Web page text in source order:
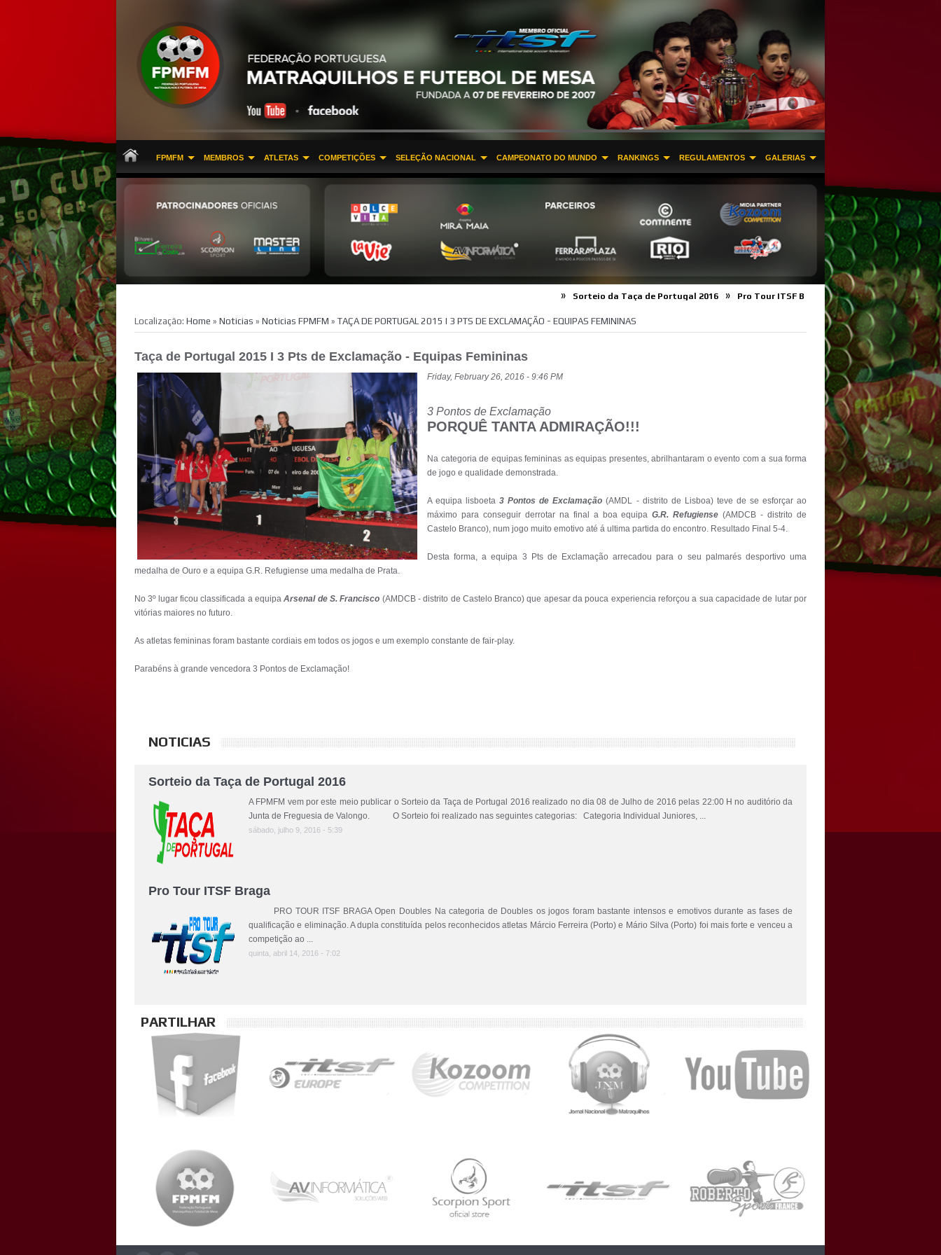
FPMFM MEMBROS ATLETAS COMPETIÇÕES SELEÇÃO NACIONAL CAMPEONATO DO MUNDO RANKINGS REGULAMENTOS GALERIAS
Sorteio da Taça de Portugal 2016 » Pro Tour ITSF Braga » Licença Desportiva e Filiação
» Campeonato Nacional 2015 - Vencedores do Individual
Localização: Home » Noticias » Noticias FPMFM » TAÇA DE PORTUGAL 2015 I 3 PTS DE EXCLAMAÇÃO - EQUIPAS FEMININAS
Taça de Portugal 2015 I 3 Pts de Exclamação - Equipas Femininas
Friday, February 26, 2016 - 9:46 PM
3 Pontos de Exclamação
PORQUÊ TANTA ADMIRAÇÃO!!!
Na categoria de equipas femininas as equipas presentes, abrilhantaram o evento com a sua forma
de jogo e qualidade demonstrada.
A equipa lisboeta3 Pontos de Exclamação (AMDL - distrito de Lisboa) teve de se esforçar ao
máximo para conseguir derrotar na final a boa equipaG.R. Refugiense (AMDCB - distrito de
Castelo Branco), num jogo muito emotivo até á ultima partida do encontro. Resultado Final 5-4.
Desta forma, a equipa 3 Pts de Exclamação arrecadou para o seu palmarés desportivo uma
medalha de Ouro e a equipa G.R. Refugiense uma medalha de Prata.
No 3º lugar ficou classificada a equipaArsenal de S. Francisco (AMDCB - distrito de Castelo Branco) que apesar da pouca experiencia reforçou a sua capacidade de lutar por
vitórias maiores no futuro.
As atletas femininas foram bastante cordiais em todos os jogos e um exemplo constante de fair-play.
Parabéns à grande vencedora 3 Pontos de Exclamação!
NOTICIAS
Sorteio da Taça de Portugal 2016
A FPMFM vem por este meio publicar o Sorteio da Taça de Portugal 2016 realizado no dia 08 de Julho de 2016 pelas 22:00 H no auditório da
Junta de Freguesia de Valongo. O Sorteio foi realizado nas seguintes categorias: Categoria Individual Juniores, ...
sábado, julho 9, 2016 - 5:39
Pro Tour ITSF Braga
PRO TOUR ITSF BRAGA Open Doubles Na categoria de Doubles os jogos foram bastante intensos e emotivos durante as fases de
qualificação e eliminação. A dupla constituída pelos reconhecidos atletas Márcio Ferreira (Porto) e Mário Silva (Porto) foi mais forte e venceu a
competição ao ...
quinta, abril 14, 2016 - 7:02
PARTILHAR